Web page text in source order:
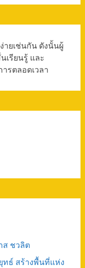
ายเช่นกัน ดังนั้นผู้
รียนรู้ และ
รตลอดเวลา
ส ชวลิต
ธ์ สร้างพื้นที่แห่ง